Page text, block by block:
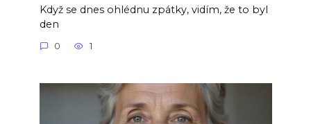
Když se dnes ohlédnu zpátky, vidím, že to byl
den
0 1